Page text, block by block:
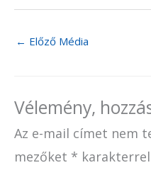
← Előző Média
Vélemény,
Az e-mail címet nem
mezőket *